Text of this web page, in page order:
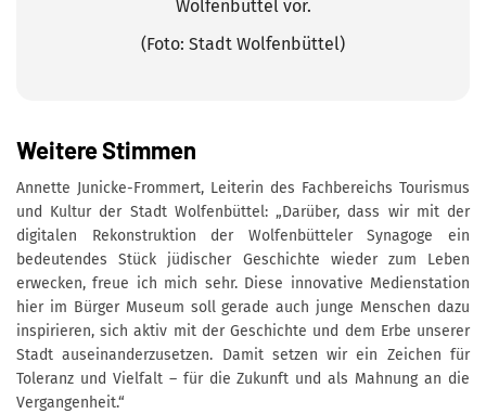
Wolfenbüttel vor.
(Foto: Stadt Wolfenbüttel)
Weitere Stimmen
Annette Junicke-Frommert, Leiterin des Fachbereichs Tourismus
und Kultur der Stadt Wolfenbüttel: „Darüber, dass wir mit der
digitalen Rekonstruktion der Wolfenbütteler Synagoge ein
bedeutendes Stück jüdischer Geschichte wieder zum Leben
erwecken, freue ich mich sehr. Diese innovative Medienstation
hier im Bürger Museum soll gerade auch junge Menschen dazu
inspirieren, sich aktiv mit der Geschichte und dem Erbe unserer
Stadt auseinanderzusetzen. Damit setzen wir ein Zeichen für
Toleranz und Vielfalt – für die Zukunft und als Mahnung an die
Vergangenheit.“